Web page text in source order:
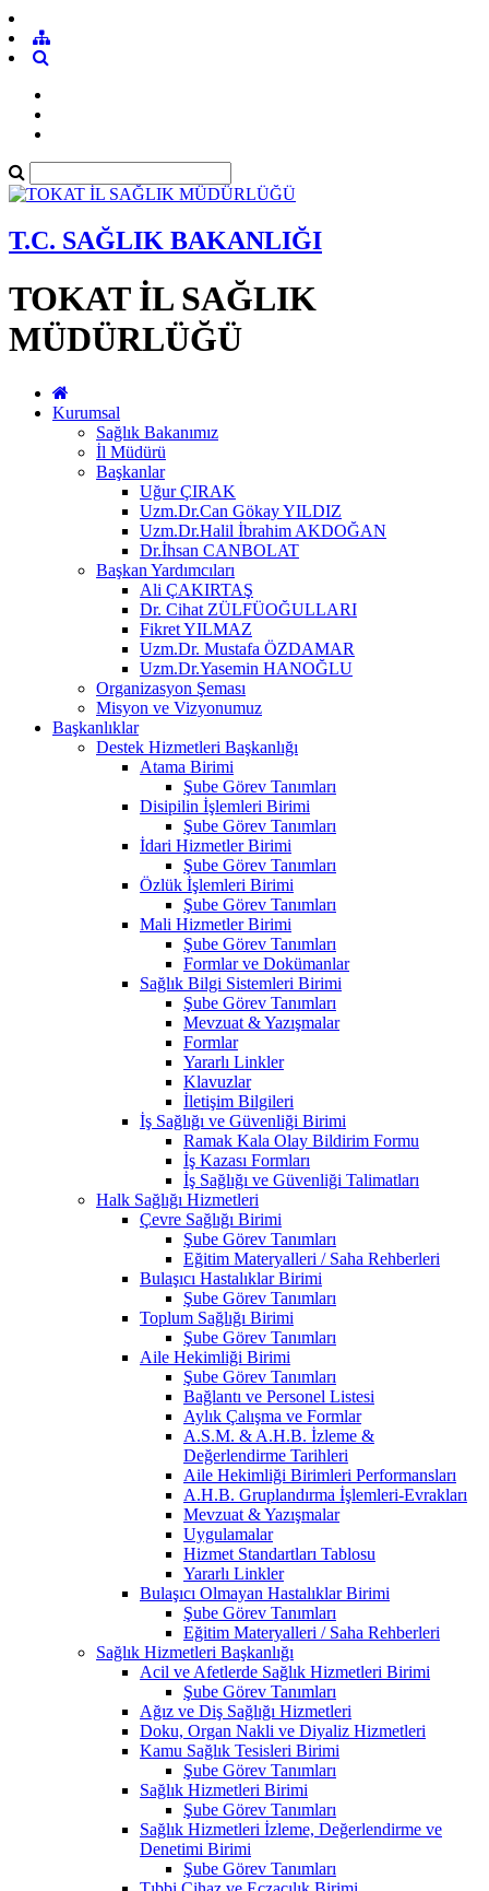
T.C. SAĞLIK BAKANLIĞI
TOKAT İL SAĞLIK
MÜDÜRLÜĞÜ
Kurumsal
Sağlık Bakanımız
İl Müdürü
Başkanlar
Uğur ÇIRAK
Uzm.Dr.Can Gökay YILDIZ
Uzm.Dr.Halil İbrahim AKDOĞAN
Dr.İhsan CANBOLAT
Başkan Yardımcıları
Ali ÇAKIRTAŞ
Dr. Cihat ZÜLFÜOĞULLARI
Fikret YILMAZ
Uzm.Dr. Mustafa ÖZDAMAR
Uzm.Dr.Yasemin HANOĞLU
Organizasyon Şeması
Misyon ve Vizyonumuz
Başkanlıklar
Destek Hizmetleri Başkanlığı
Atama Birimi
Şube Görev Tanımları
Disipilin İşlemleri Birimi
Şube Görev Tanımları
İdari Hizmetler Birimi
Şube Görev Tanımları
Özlük İşlemleri Birimi
Şube Görev Tanımları
Mali Hizmetler Birimi
Şube Görev Tanımları
Formlar ve Dokümanlar
Sağlık Bilgi Sistemleri Birimi
Şube Görev Tanımları
Mevzuat & Yazışmalar
Formlar
Yararlı Linkler
Klavuzlar
İletişim Bilgileri
İş Sağlığı ve Güvenliği Birimi
Ramak Kala Olay Bildirim Formu
İş Kazası Formları
İş Sağlığı ve Güvenliği Talimatları
Halk Sağlığı Hizmetleri
Çevre Sağlığı Birimi
Şube Görev Tanımları
Eğitim Materyalleri / Saha Rehberleri
Bulaşıcı Hastalıklar Birimi
Şube Görev Tanımları
Toplum Sağlığı Birimi
Şube Görev Tanımları
Aile Hekimliği Birimi
Şube Görev Tanımları
Bağlantı ve Personel Listesi
Aylık Çalışma ve Formlar
A.S.M. & A.H.B. İzleme &
Değerlendirme Tarihleri
Aile Hekimliği Birimleri Performansları
A.H.B. Gruplandırma İşlemleri-Evrakları
Mevzuat & Yazışmalar
Uygulamalar
Hizmet Standartları Tablosu
Yararlı Linkler
Bulaşıcı Olmayan Hastalıklar Birimi
Şube Görev Tanımları
Eğitim Materyalleri / Saha Rehberleri
Sağlık Hizmetleri Başkanlığı
Acil ve Afetlerde Sağlık Hizmetleri Birimi
Şube Görev Tanımları
Ağız ve Diş Sağlığı Hizmetleri
Doku, Organ Nakli ve Diyaliz Hizmetleri
Kamu Sağlık Tesisleri Birimi
Şube Görev Tanımları
Sağlık Hizmetleri Birimi
Şube Görev Tanımları
Sağlık Hizmetleri İzleme, Değerlendirme ve
Denetimi Birimi
Şube Görev Tanımları